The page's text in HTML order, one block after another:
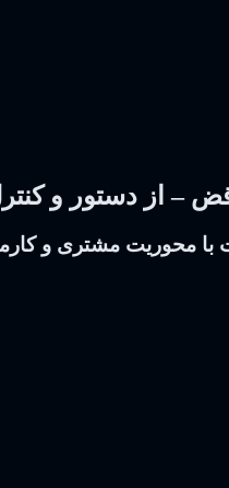
– از دستور و
با محوریت مشتری و